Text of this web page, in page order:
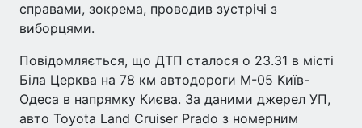
справами, зокрема, проводив зустрічі з
виборцями.
Повідомляється, що ДТП сталося о 23.31 в місті
Біла Церква на 78 км автодороги М-05 Київ-
Одеса в напрямку Києва. За даними джерел УП,
авто Toyota Land Cruiser Prado з номерним